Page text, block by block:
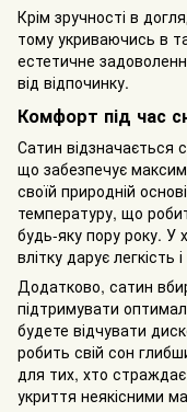
Крім зручності в
тому укриваючись в
естетичне
від відпочинку.
Комфорт під час
Сатин
що забезпечує
своїй природній
температуру, що
будь-яку пору року. У
влітку дарує легкість
Додатково, сатин
підтримувати
будете відчувати
робить свій сон
для тих, хто страждає
укриття неякісними